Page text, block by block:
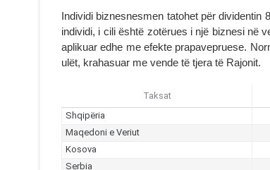
Individi biznesnesmen tatohet për
individi, i cili është zotërues i një biznesi në
aplikuar edhe me efekte prapavepruese.
ulët, krahasuar me vende të tjera të Rajonit.